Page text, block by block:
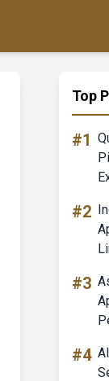
Top
#1
#2
#3
#4